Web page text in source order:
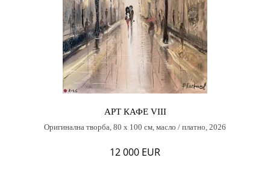
АРТ КАФЕ VIII
Оригинална творба, 80 х 100 см, масло / платно, 2026
12 000 EUR